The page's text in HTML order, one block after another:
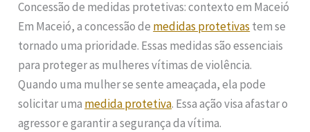
Concessão de medidas protetivas: contexto em Maceió
Em Maceió, a concessão de medidas protetivas tem se
tornado uma prioridade. Essas medidas são essenciais
para proteger as mulheres vítimas de violência.
Quando uma mulher se sente ameaçada, ela pode
solicitar uma medida protetiva. Essa ação visa afastar o
agressor e garantir a segurança da vítima.